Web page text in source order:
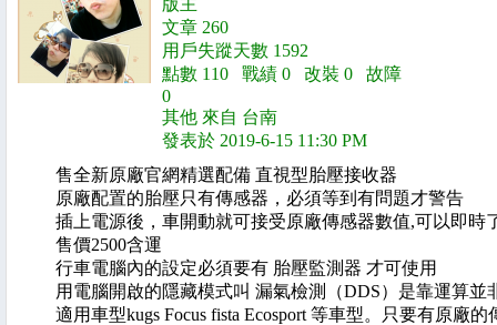
版主
文章 260
用戶失蹤天數 1592
點數 110 戰績 0 改裝 0 故障
0
其他 來自 台南
發表於 2019-6-15 11:30 PM
售全新原廠官網精選配備 直視型胎壓接收器
原廠配置的胎壓只有傳感器，必須等到有問題才警告
插上電源後，車開動就可接受原廠傳感器數值,可以即時
售價2500含運
行車電腦內的設定必須要有 胎壓監測器 才可使用
用電腦開啟的隱藏模式叫 漏氣檢測（DDS）是靠運算並
適用車型kugs Focus fista Ecosport 等車型。只要有原廠